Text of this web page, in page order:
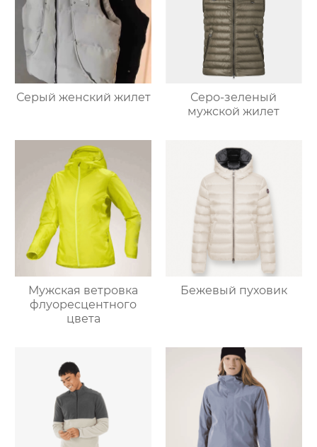
Серый женский жилет
Серо-зеленый
мужской жилет
Мужская ветровка
флуоресцентного
цвета
Бежевый пуховик